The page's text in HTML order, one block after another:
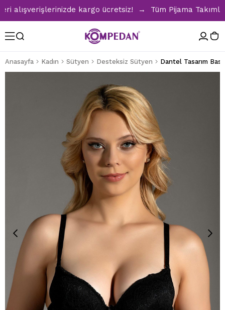
kargo ücretsiz! → Tüm Pijama
Anasayfa Kadın Sütyen Desteksiz Sütyen Dantel Tasarım